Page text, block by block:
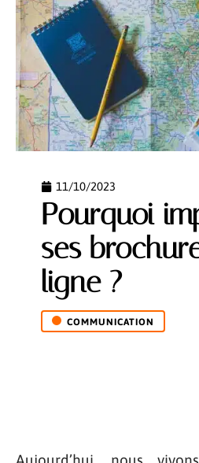
11/10/2023
Pourquoi
ses
ligne ?
COMMUNICATION